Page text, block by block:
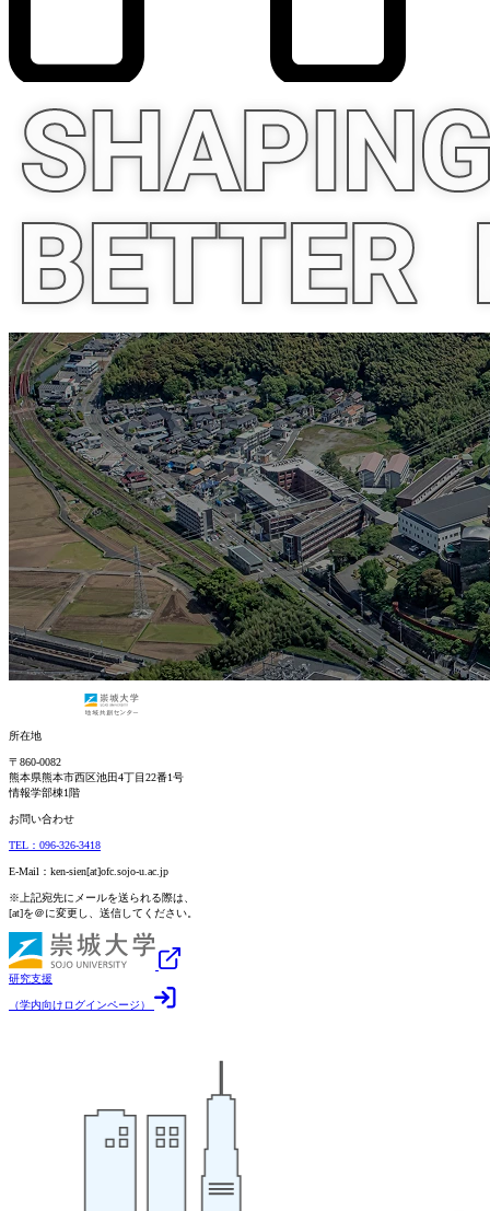
所在地
〒860-0082
熊本県熊本市西区池田4丁目22番1号
情報学部棟1階
お問い合わせ
TEL：096-326-3418
E-Mail：ken-sien[at]ofc.sojo-u.ac.jp
※上記宛先にメールを送られる際は、
[at]を＠に変更し、送信してください。
研究支援
（学内向けログインページ）